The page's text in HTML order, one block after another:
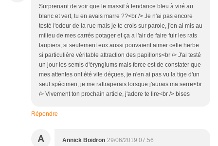
Surprenant de voir que le massif à tendance bleu à viré au
blanc et vert, tu en avais marre ??<br /> Je n'ai pas encore
testé l'odeur de la rue mais je te crois sur parole, j'en ai mis au
milieu de mes carrés potager et ça a l'air de faire fuir les rats
taupiers, si seulement eux aussi pouvaient aimer cette herbe
si particulière véritable attraction des papillons<br /> J'ai testé
un jour les semis d'éryngiums mais force est de constater que
mes attentes ont été vite déçues, je n'en ai pas vu la tige d'un
seul spécimen, je me rattraperais lorsque j'aurais ma serre<br
/> Vivement ton prochain article, j'adore te lire<br /> bises
Répondre
A Annick Boidron 29/06/2019 07:56